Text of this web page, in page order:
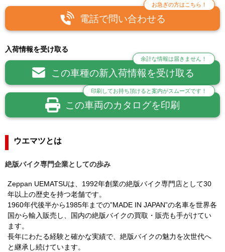
電話で問い合わせる
お急ぎの方はこちら！
入荷情報を受け取る
この車種の新入荷情報を受け取る
余計な情報は届きません！
この車両のカタログを印刷
印刷してお持ち頂けると案内がスムーズです！
ウエマツとは
絶版バイク専門企業としての歩み
Zeppan UEMATSUは、1992年創業の絶版バイク専門店として30
年以上の歴史を持つ老舗です。
1960年代後半から1985年までの”MADE IN JAPAN”の名車を世界各
国から輸入販売し、国内の絶版バイクの買取・販売も手がけてい
ます。
長年にわたる経験と確かな実績で、絶版バイクの魅力を次世代へ
と継承し続けています。